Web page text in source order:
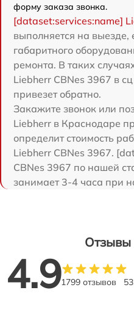
форму заказа звонка.
[dataset:services:name]
выполняется на выезде,
габаритного
ремонта. В таких
Liebherr CBNes 3967 в
привезет обратно.
Закажите звонок или
Liebherr в Краснодаре
определит стоимость
Liebherr CBNes 3967.
CBNes 3967 по нашей
занимает 3-4 часа при
Отзывы
4.91799 отзывов